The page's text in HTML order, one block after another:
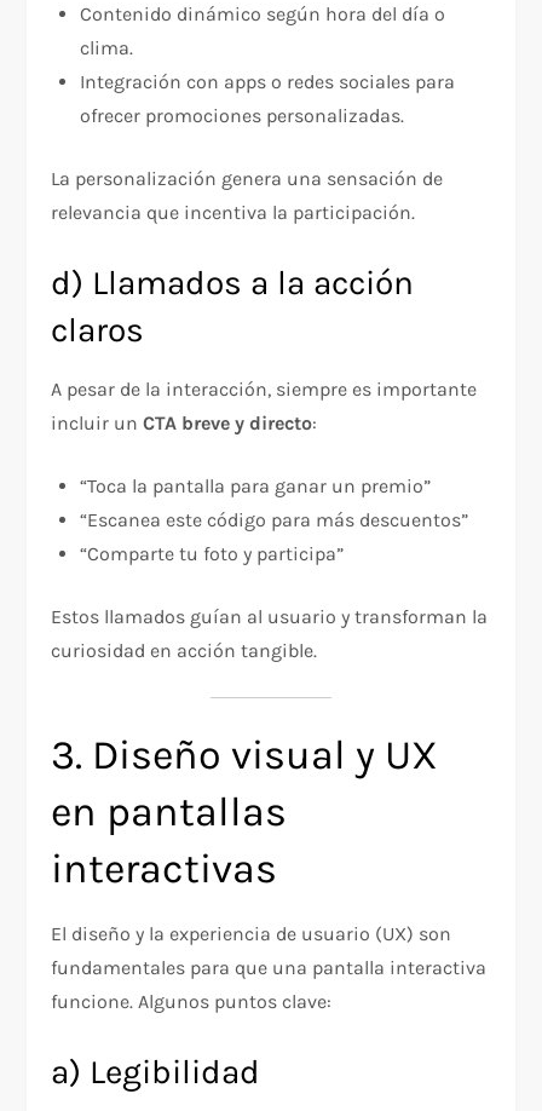
Contenido dinámico según hora del día o
clima.
Integración con apps o redes sociales para
ofrecer promociones personalizadas.
La personalización genera una sensación de
relevancia que incentiva la participación.
d) Llamados a la acción
claros
A pesar de la interacción, siempre es importante
incluir unCTA breve y directo:
“Toca la pantalla para ganar un premio”
“Escanea este código para más descuentos”
“Comparte tu foto y participa”
Estos llamados guían al usuario y transforman la
curiosidad en acción tangible.
3. Diseño visual y UX
en pantallas
interactivas
El diseño y la experiencia de usuario (UX) son
fundamentales para que una pantalla interactiva
funcione. Algunos puntos clave:
a) Legibilidad